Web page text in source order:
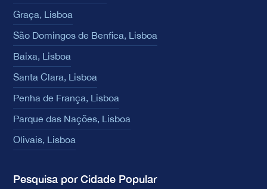
Graça, Lisboa
São Domingos de Benfica, Lisboa
Baixa, Lisboa
Santa Clara, Lisboa
Penha de França, Lisboa
Parque das Nações, Lisboa
Olivais, Lisboa
Pesquisa por Cidade Popular